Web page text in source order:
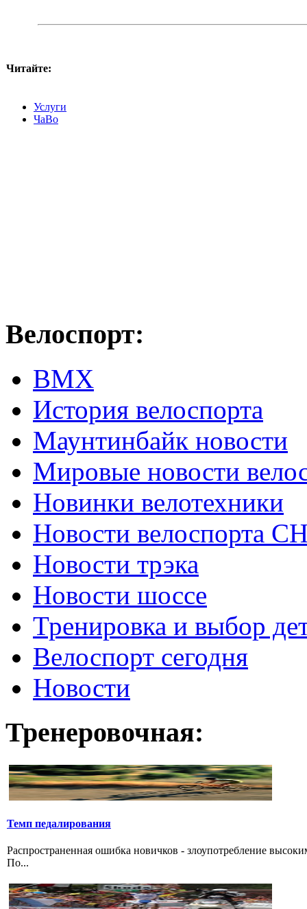
Читайте:
Услуги
ЧаВо
Велоспорт:
ВМХ
История велоспорта
Маунтинбайк новости
Мировые новости
Новинки велотехники
Новости велоспорта
Новости трэка
Новости шоссе
Тренировка и выбор
Велоспорт сегодня
Новости
Тренеровочная:
Темп педалирования
Распространенная ошибка новичков - злоупотребление
По...